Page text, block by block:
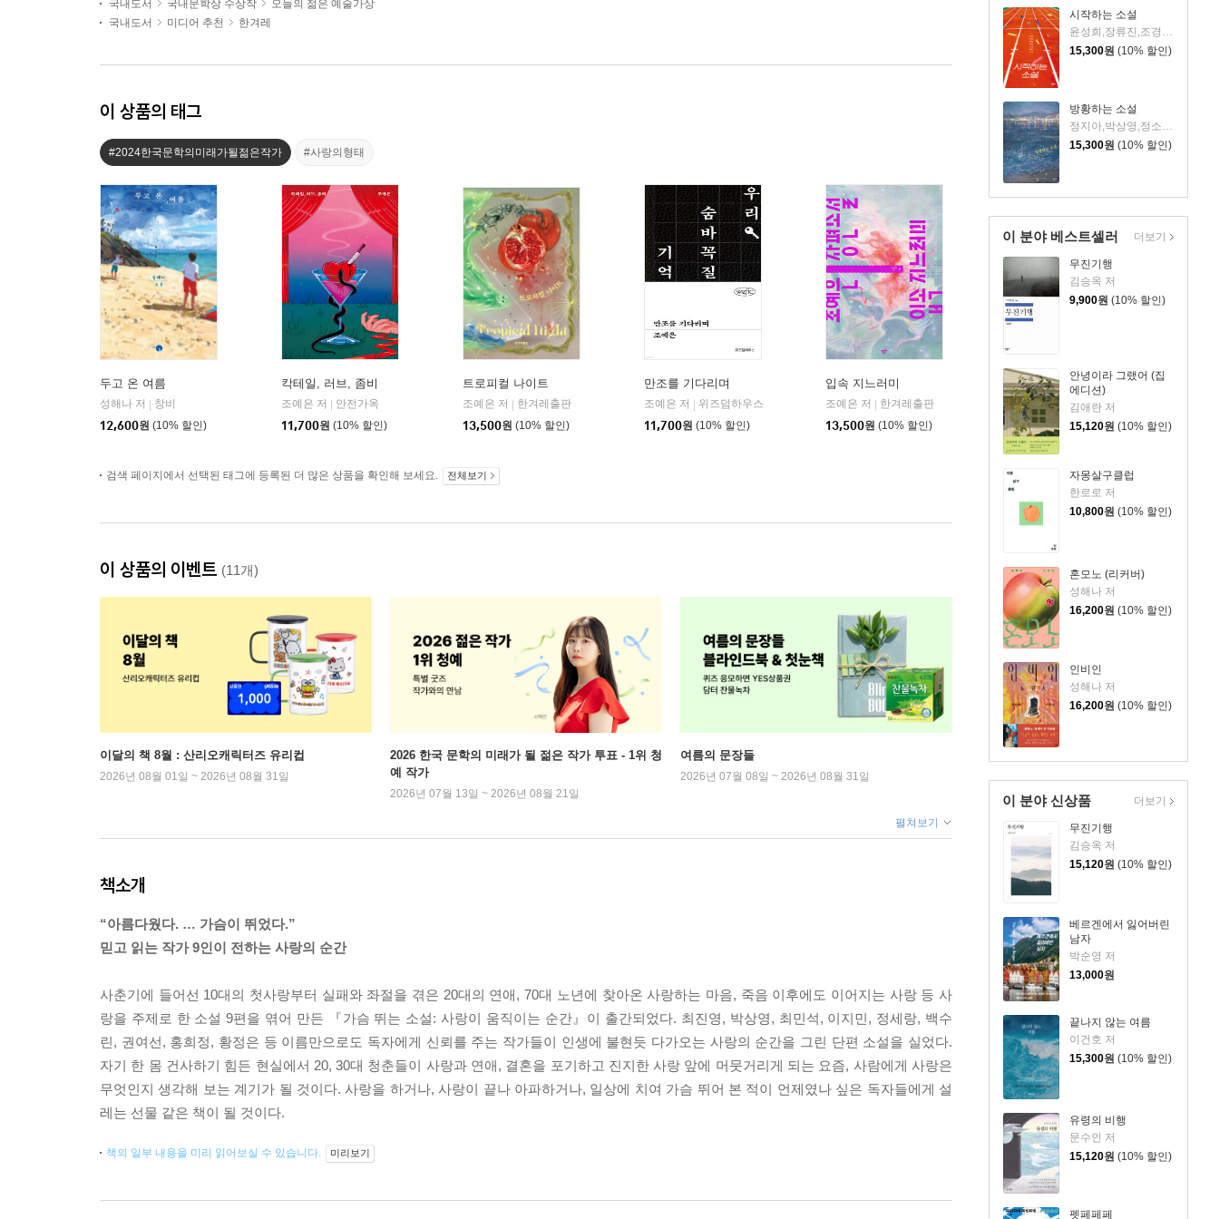
시작하는 소설
윤성희,장류진,조경란,김화진,정소현,박형서,백수린 공저/강미연,김경식,김미성,손규상,안수범 공편
15,300원 (10% 할인)
방황하는 소설
정지아,박상영,정소현,김금희,김지연,박민정,최은영 저/이제창,김언동,박미진,박소영,홍재봉 등편
15,300원 (10% 할인)
이 분야 베스트셀러
무진기행
김승옥 저
9,900원 (10% 할인)
안녕이라 그랬어 (집
에디션)
김애란 저
15,120원 (10% 할인)
자몽살구클럽
한로로 저
10,800원 (10% 할인)
혼모노 (리커버)
성해나 저
16,200원 (10% 할인)
인비인
성해나 저
16,200원 (10% 할인)
더보기
이 분야 신상품
무진기행
김승옥 저
15,120원 (10% 할인)
베르겐에서 잃어버린
남자
박순영 저
13,000원
끝나지 않는 여름
이건호 저
15,300원 (10% 할인)
유령의 비행
문수인 저
15,120원 (10% 할인)
펫페페페
더보기
국내도서 국내문학상 수상작
오늘의 젊은 예술가상
국내도서
미디어 추천 한겨레
이 상품의 태그
#2024한국문학의미래가될젊은작가 #사랑의형태
두고 온 여름
성해나 저
창비
12,600원 (10% 할인)
칵테일, 러브, 좀비
조예은 저
안전가옥
11,700원 (10% 할인)
트로피컬 나이트
조예은 저
한겨레출판
13,500원 (10% 할인)
만조를 기다리며
조예은 저
위즈덤하우스
11,700원 (10% 할인)
입속 지느러미
조예은 저
한겨레출판
13,500원 (10% 할인)
검색 페이지에서 선택된 태그에 등록된 더 많은 상품을 확인해 보세요. 전체보기
이 상품의 이벤트 (11개)
이달의 책 8월 : 산리오캐릭터즈 유리컵
2026년 08월 01일 ~ 2026년 08월 31일
2026 한국 문학의 미래가 될 젊은 작가 투표 - 1위 청
예 작가
2026년 07월 13일 ~ 2026년 08월 21일
여름의 문장들
2026년 07월 08일 ~ 2026년 08월 31일
펼쳐보기
책소개
“아름다웠다. … 가슴이 뛰었다.”
믿고 읽는 작가 9인이 전하는 사랑의 순간
사춘기에 들어선 10대의 첫사랑부터 실패와 좌절을 겪은 20대의 연애, 70대 노년에 찾아온 사랑하는 마음, 죽음 이후에도 이어지는 사랑 등 사
랑을 주제로 한 소설 9편을 엮어 만든 『가슴 뛰는 소설: 사랑이 움직이는 순간』이 출간되었다. 최진영, 박상영, 최민석, 이지민, 정세랑, 백수
린, 권여선, 홍희정, 황정은 등 이름만으로도 독자에게 신뢰를 주는 작가들이 인생에 불현듯 다가오는 사랑의 순간을 그린 단편 소설을 실었다.
자기 한 몸 건사하기 힘든 현실에서 20, 30대 청춘들이 사랑과 연애, 결혼을 포기하고 진지한 사랑 앞에 머뭇거리게 되는 요즘, 사람에게 사랑은
무엇인지 생각해 보는 계기가 될 것이다. 사랑을 하거나, 사랑이 끝나 아파하거나, 일상에 치여 가슴 뛰어 본 적이 언제였나 싶은 독자들에게 설
레는 선물 같은 책이 될 것이다.
책의 일부 내용을 미리 읽어보실 수 있습니다. 미리보기